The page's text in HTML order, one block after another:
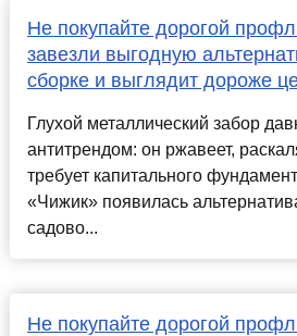
Не покупайте дорогой
завезли выгодную
сборке и выглядит дороже
Глухой металлический забор
антитрендом: он ржавеет,
требует капитального
«Чижик» появилась
садово...
Не покупайте дорогой